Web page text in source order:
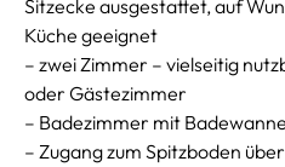
Sitzecke ausgestattet, auf
Küche geeignet
– zwei Zimmer – vielseitig
oder Gästezimmer
– Badezimmer mit Badewanne
– Zugang zum Spitzboden